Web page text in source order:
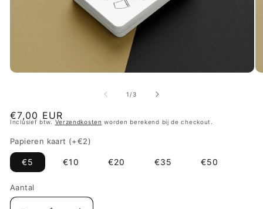
modaal
1 /van
3
Normale
€7,00 EUR
Inclusief btw. Verzendkosten worden berekend bij de checkout.
Papieren kaart (+€2)
€5 €10 €20 €35 €50
Aantal